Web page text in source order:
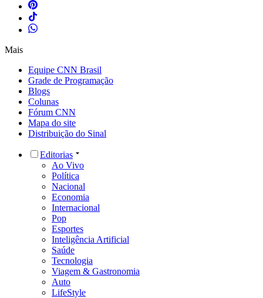
Mais
Equipe CNN Brasil
Grade de Programação
Blogs
Colunas
Fórum CNN
Mapa do site
Distribuição do Sinal
Editorias
Ao Vivo
Política
Nacional
Economia
Internacional
Pop
Esportes
Inteligência Artificial
Saúde
Tecnologia
Viagem & Gastronomia
Auto
LifeStyle